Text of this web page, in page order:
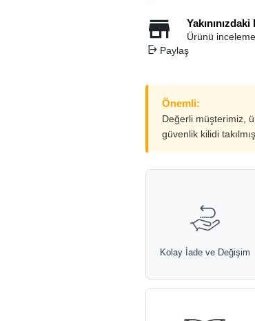
Ürünü
Paylaş
Önemli:
Değerli müşterimiz,
güvenlik kilidi
Kolay İade ve Değişim